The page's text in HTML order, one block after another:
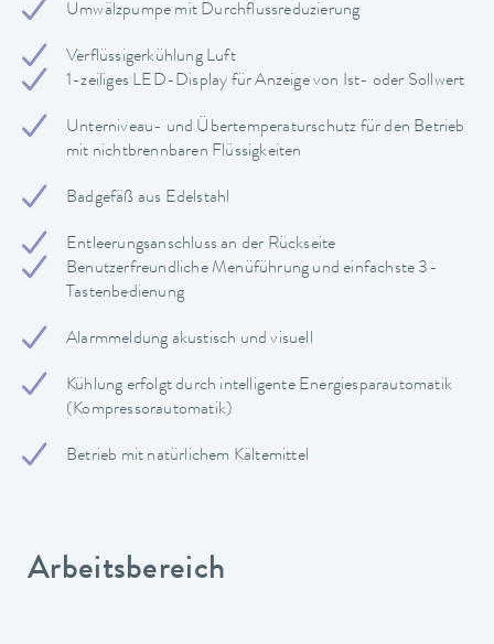
Umwälzpumpe mit Durchflussreduzierung
Verflüssigerkühlung Luft
1-zeiliges LED-Display für Anzeige von Ist- oder Sollwert
Unterniveau- und Übertemperaturschutz für den Betrieb
mit nichtbrennbaren Flüssigkeiten
Badgefäß aus Edelstahl
Entleerungsanschluss an der Rückseite
Benutzerfreundliche Menüführung und einfachste 3-
Tastenbedienung
Alarmmeldung akustisch und visuell
Kühlung erfolgt durch intelligente Energiesparautomatik
(Kompressorautomatik)
Betrieb mit natürlichem Kältemittel
Arbeitsbereich